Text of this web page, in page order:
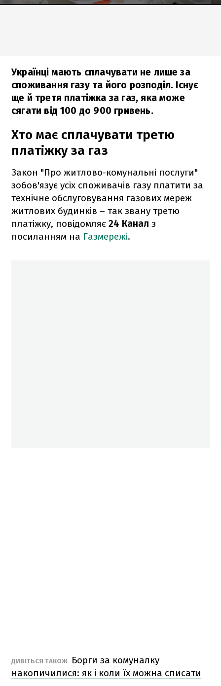
Українці мають сплачувати не лише за
споживання газу та його розподіл. Існує
ще й третя платіжка за газ, яка може
сягати від 100 до 900 гривень.
Хто має сплачувати третю
платіжку за газ
Закон "Про житлово-комунальні послуги"
зобов'язує усіх споживачів газу платити за
технічне обслуговування газових мереж
житлових будинків – так звану третю
платіжку, повідомляє 24 Канал з
посиланням на Газмережі.
ДИВІТЬСЯ ТАКОЖ
Борги за комуналку
накопичилися: як і коли їх можна списати